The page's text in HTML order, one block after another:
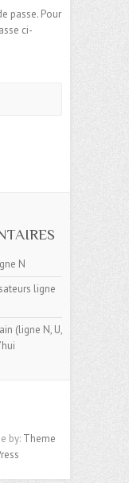
passe. Pour
ci-
N
ligne
(ligne N, U,
by: Theme